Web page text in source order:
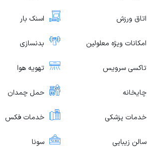
اتاق ورزش اسنک بار
امکانات ویژه معلولین بدنسازی
تاکسی سرویس تهویه هوا
چایخانه حمل چمدان
خدمات پزشکی خدمات فکس
سالن زیبایی سونا